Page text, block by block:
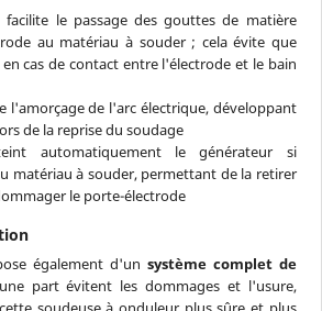
facilite le passage des gouttes de matière
au matériau à souder ; cela évite que
cas de contact entre l'électrode et le bain
l'amorçage de l'arc électrique, développant
de la reprise du soudage
automatiquement le générateur si
matériau à souder, permettant de la retirer
le porte-électrode
également d'un système complet de
part évitent les dommages et l'usure,